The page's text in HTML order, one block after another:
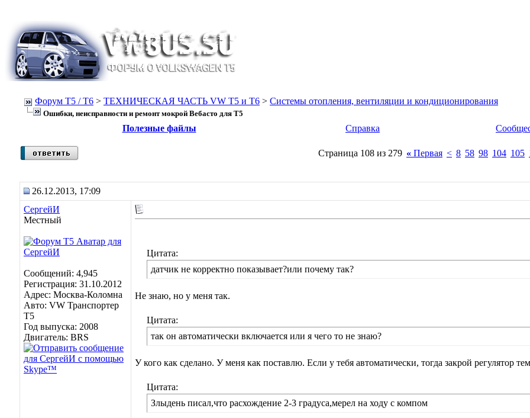
Форум Т5 / T6 > ТЕХНИЧЕСКАЯ ЧАСТЬ VW T5 и T6 > Системы отопления, вентиляции и кондиционирования
Ошибки, неисправности и ремонт мокрой Вебасто для Т5
Полезные файлы
Справка
Страница 108 из 279 « Первая < 8 58 98 104 105
26.12.2013, 17:09
СергейИ
Местный
Сообщений: 4,945
Регистрация: 31.10.2012
Адрес: Москва-Коломна
Авто: VW Транспортер
Т5
Год выпуска: 2008
Двигатель: BRS
Цитата:
датчик не корректно показывает?или почему так?
Не знаю, но у меня так.
Цитата:
так он автоматически включается или я чего то не знаю?
У кого как сделано. У меня как поставлю. Если у тебя автоматически, тогда закрой регулятор
Цитата:
Злыдень писал,что расхождение 2-3 градуса,мерел на ходу с компом